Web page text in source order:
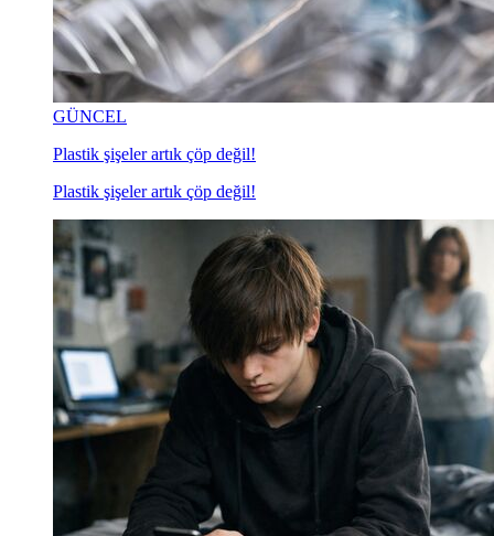
GÜNCEL
Plastik şişeler artık çöp değil!
Plastik şişeler artık çöp değil!